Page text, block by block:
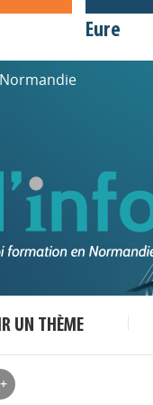
Eure
UN THÈME